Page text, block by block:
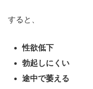
すると、
性欲低下
勃起しにくい
途中で萎える